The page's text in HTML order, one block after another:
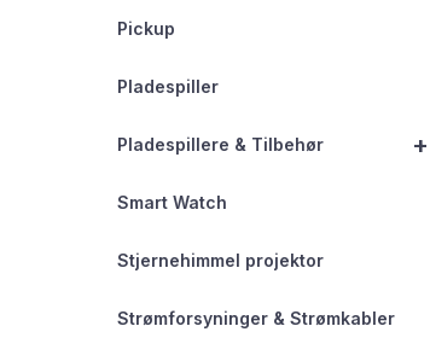
Pickup
Pladespiller
+
Pladespillere & Tilbehør
Smart Watch
Stjernehimmel projektor
Strømforsyninger & Strømkabler